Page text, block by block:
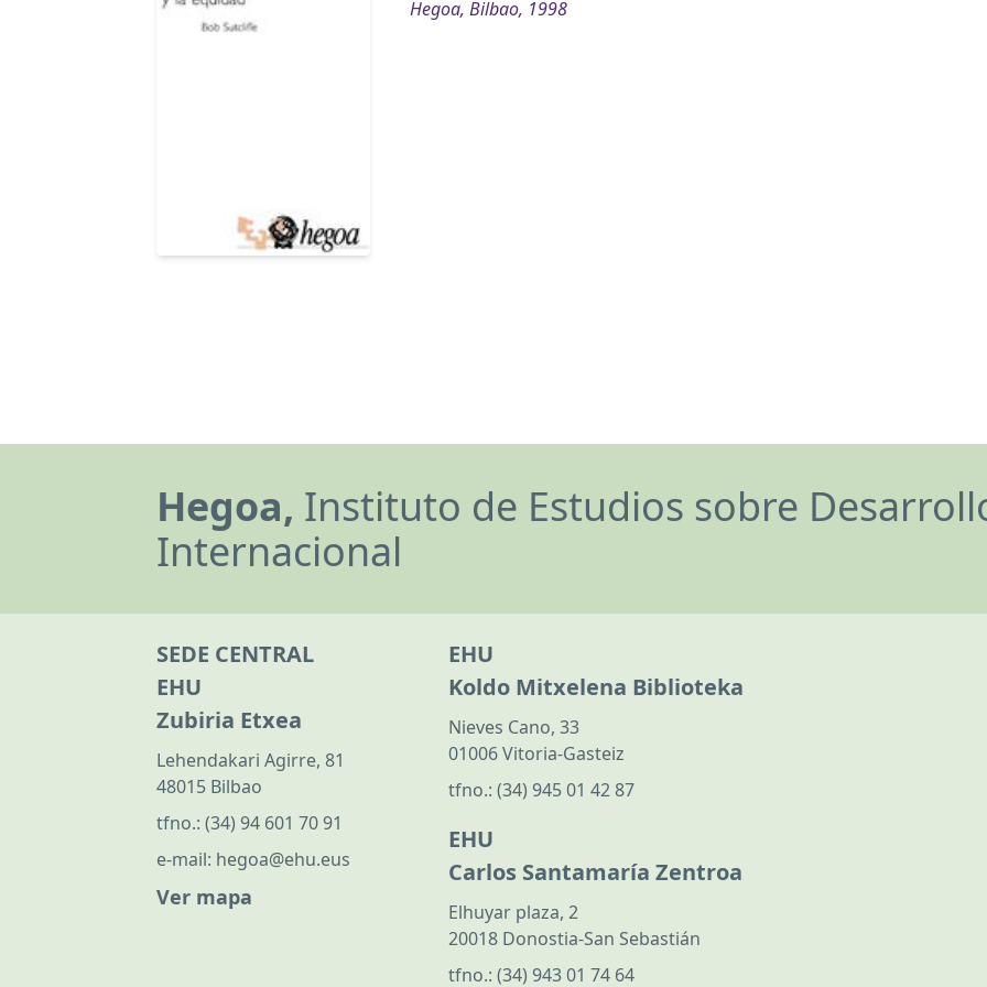
Hegoa, Bilbao, 1998
Hegoa, Instituto de Estudios sobre
Internacional
SEDE CENTRAL
EHU
Zubiria Etxea
Lehendakari Agirre, 81
48015 Bilbao
tfno.: (34) 94 601 70 91
e-mail: hegoa@ehu.eus
Ver mapa
EHU
Koldo Mitxelena Biblioteka
Nieves Cano, 33
01006 Vitoria-Gasteiz
tfno.: (34) 945 01 42 87
EHU
Carlos Santamaría Zentroa
Elhuyar plaza, 2
20018 Donostia-San Sebastián
tfno.: (34) 943 01 74 64